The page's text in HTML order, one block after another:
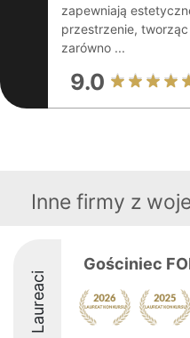
zapewniają
przestrzenie,
zarówno ...
9.0
Inne firmy z
Laureaci
Gościniec